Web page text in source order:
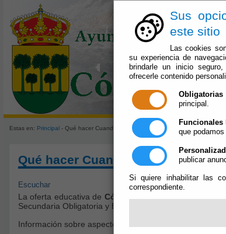
Sus
este sitio
Las cookies
su experiencia de
brindarle un inicio
ofrecerle contenido
Obligatorias
principal.
Funcionales
que
publicar
Si quiere inhabilitar las
correspondiente.
Estas en: Principal- Qué hacer Cuando: Busco Instituto
Qué hacer Cuando: Busco Instituto
Escuchar
La oferta educativa deCóbdar
Secundaria Obligatoria y Bachillerato y que está situado
Información sobre aspectos y periodos de